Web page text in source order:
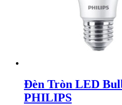
Đèn Tròn LED
PHILIPS